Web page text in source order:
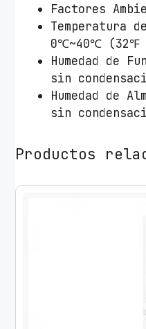
Factores
Temperatura
0℃~40℃ (32℉
Humedad de
sin
Humedad de
sin
Productos